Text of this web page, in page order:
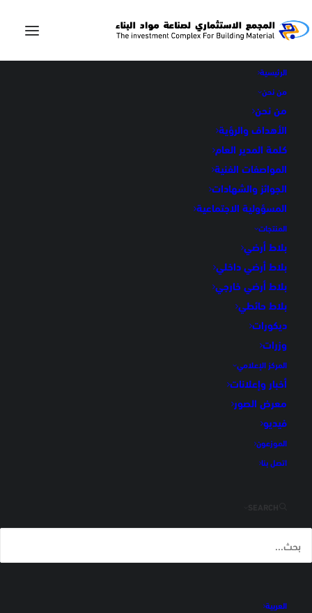
الرئيسية
من نحن
من نحن
الأهداف والرؤية
كلمة المدير العام
المواصفات الفنية
الجوائز والشهادات
المسؤولية الاجتماعية
المنتجات
بلاط أرضي
بلاط أرضي داخلي
بلاط أرضي خارجي
بلاط حائطي
ديكورات
وزرات
المركز الإعلامي
أخبار وإعلانات
معرض الصور
فيديو
الموزعون
اتصل بنا
العربية
بلاط أرضي